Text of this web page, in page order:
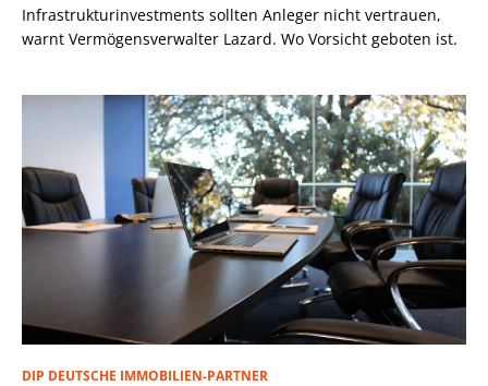
Infrastrukturinvestments sollten Anleger nicht vertrauen,
warnt Vermögensverwalter Lazard. Wo Vorsicht geboten ist.
DIP DEUTSCHE IMMOBILIEN-PARTNER